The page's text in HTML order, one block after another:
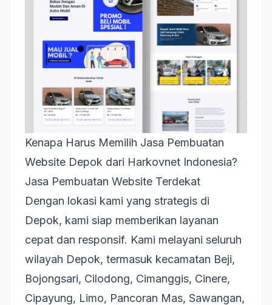
Kenapa Harus Memilih Jasa Pembuatan
Website Depok dari Harkovnet Indonesia?
Jasa Pembuatan Website Terdekat
Dengan lokasi kami yang strategis di
Depok, kami siap memberikan layanan
cepat dan responsif. Kami melayani seluruh
wilayah Depok, termasuk kecamatan Beji,
Bojongsari, Cilodong, Cimanggis, Cinere,
Cipayung, Limo, Pancoran Mas, Sawangan,